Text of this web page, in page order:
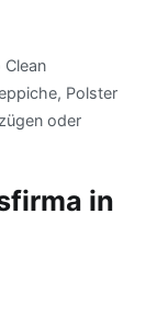
Polster
oder
in